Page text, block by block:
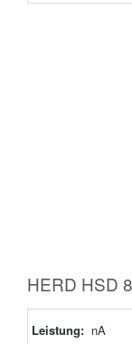
HERD HSD
Leistung: nA